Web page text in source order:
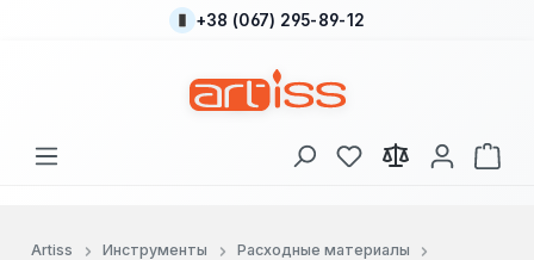
Перейти к основному содержанию
+38 (067) 295-89-12
У вас есть товары
В
Artiss Инструменты
Расходные материалы